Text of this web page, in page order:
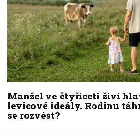
Manžel ve čtyřiceti živí
levicové ideály. Rodinu
se rozvést?